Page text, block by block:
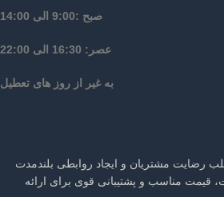
صبح :9:00 الی 14:00
عصر: 16:30 الی 22:00
به غیر از روز های تعطیل
رضایت مشتریان و ایجاد روابطی بلندمدت
قیمت مناسب و پشتیبانی قوی برای ارائه